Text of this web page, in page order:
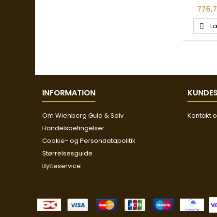
Pris

INFORMATION
Om Wienberg Guld & Sølv
Handelsbetingelser
Cookie- og Persondatapolitik
Størrelsesguide
Bytteservice
Kontakt